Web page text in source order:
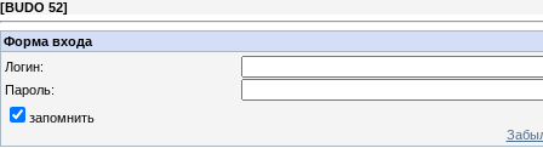
[BUDO 52]
Форма входа
Логин:
Пароль:
запомнить